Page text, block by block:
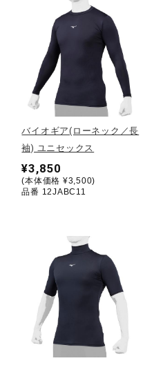
ライフスタイルグッ
インナー
アウトドア／レイン
健康／エクササイズ
ジュニア／キッズ
バイオギア(ローネック／長
袖) ユニセックス
¥3,850
(本体価格 ¥3,500)
品番 12JABC11